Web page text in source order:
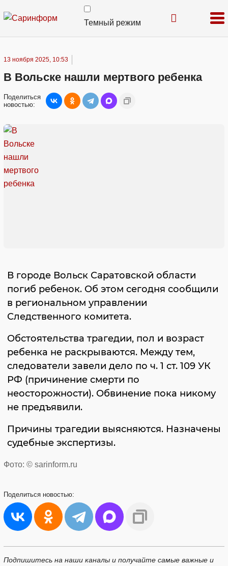
Темный режим
13 ноября 2025, 10:53
В Вольске нашли мертвого ребенка
Поделиться
новостью:
В городе Вольск Саратовской области
погиб ребенок. Об этом сегодня сообщили
в региональном управлении
Следственного комитета.
Обстоятельства трагедии, пол и возраст
ребенка не раскрываются. Между тем,
следователи завели дело по ч. 1 ст. 109 УК
РФ (причинение смерти по
неосторожности). Обвинение пока никому
не предъявили.
Причины трагедии выясняются. Назначены
судебные экспертизы.
Фото: © sarinform.ru
Поделиться новостью:
Подпишитесь на наши каналы и получайте самые важные и